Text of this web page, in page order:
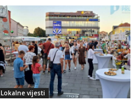
Lokalne vijesti